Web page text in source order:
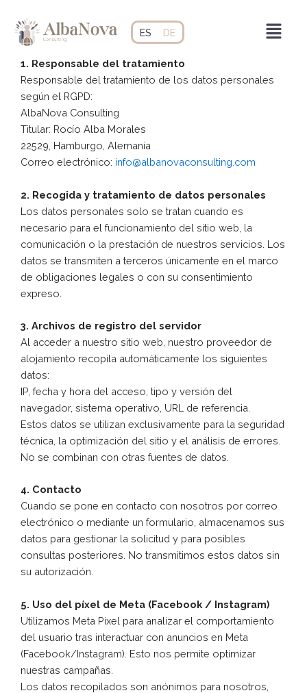
contenido
ES DE Menú
(Versión: septiembre de 2025)
1. Responsable del tratamiento
Responsable del tratamiento de los datos personales
según el RGPD:
AlbaNova Consulting
Titular: Rocío Alba Morales
22529, Hamburgo, Alemania
Correo electrónico: info@albanovaconsulting.com
2. Recogida y tratamiento de datos personales
Los datos personales solo se tratan cuando es
necesario para el funcionamiento del sitio web, la
comunicación o la prestación de nuestros servicios. Los
datos se transmiten a terceros únicamente en el marco
de obligaciones legales o con su consentimiento
expreso.
3. Archivos de registro del servidor
Al acceder a nuestro sitio web, nuestro proveedor de
alojamiento recopila automáticamente los siguientes
datos:
IP, fecha y hora del acceso, tipo y versión del
navegador, sistema operativo, URL de referencia.
Estos datos se utilizan exclusivamente para la seguridad
técnica, la optimización del sitio y el análisis de errores.
No se combinan con otras fuentes de datos.
4. Contacto
Cuando se pone en contacto con nosotros por correo
electrónico o mediante un formulario, almacenamos sus
datos para gestionar la solicitud y para posibles
consultas posteriores. No transmitimos estos datos sin
su autorización.
5. Uso del píxel de Meta (Facebook / Instagram)
Utilizamos Meta Pixel para analizar el comportamiento
del usuario tras interactuar con anuncios en Meta
(Facebook/Instagram). Esto nos permite optimizar
nuestras campañas.
Los datos recopilados son anónimos para nosotros,